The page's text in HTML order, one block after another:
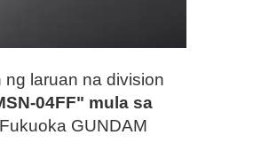
laruan na division
04FF" mula sa
GUNDAM